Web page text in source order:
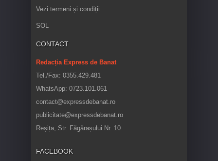
Vezi termeni și condiții
SOL
CONTACT
Redacția Express de Banat
Tel./Fax: 0355.429.481
WhatsApp: 0723.101.061
contact@expressdebanat.ro
publicitate@expressdebanat.ro
Reșița, Str. Făgărașului Nr. 10
FACEBOOK